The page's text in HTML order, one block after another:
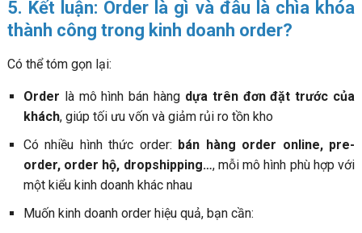
5. Kết luận: Order là gì và đâu là chìa khóa
thành công trong kinh doanh order?
Có thể tóm gọn lại:
Order là mô hình bán hàng dựa trên đơn đặt trước của
khách, giúp tối ưu vốn và giảm rủi ro tồn kho
Có nhiều hình thức order: bán hàng order online, pre-
order, order hộ, dropshipping…, mỗi mô hình phù hợp với
một kiểu kinh doanh khác nhau
Muốn kinh doanh order hiệu quả, bạn cần: